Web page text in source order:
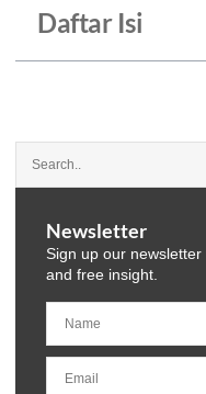
Daftar Isi
Newsletter
Sign up our
and free insight.